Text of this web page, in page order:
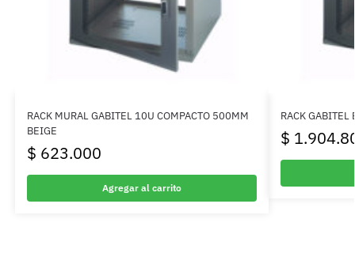
RACK MURAL GABITEL 10U COMPACTO 500MM
BEIGE
$ 623.000
Agregar al carrito
RACK
$